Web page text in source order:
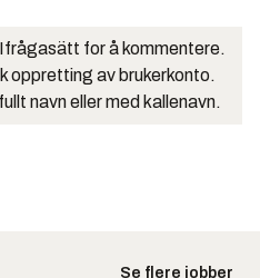
for å kommentere.
oppretting av brukerkonto.
navn eller med kallenavn.
Se flere jobber